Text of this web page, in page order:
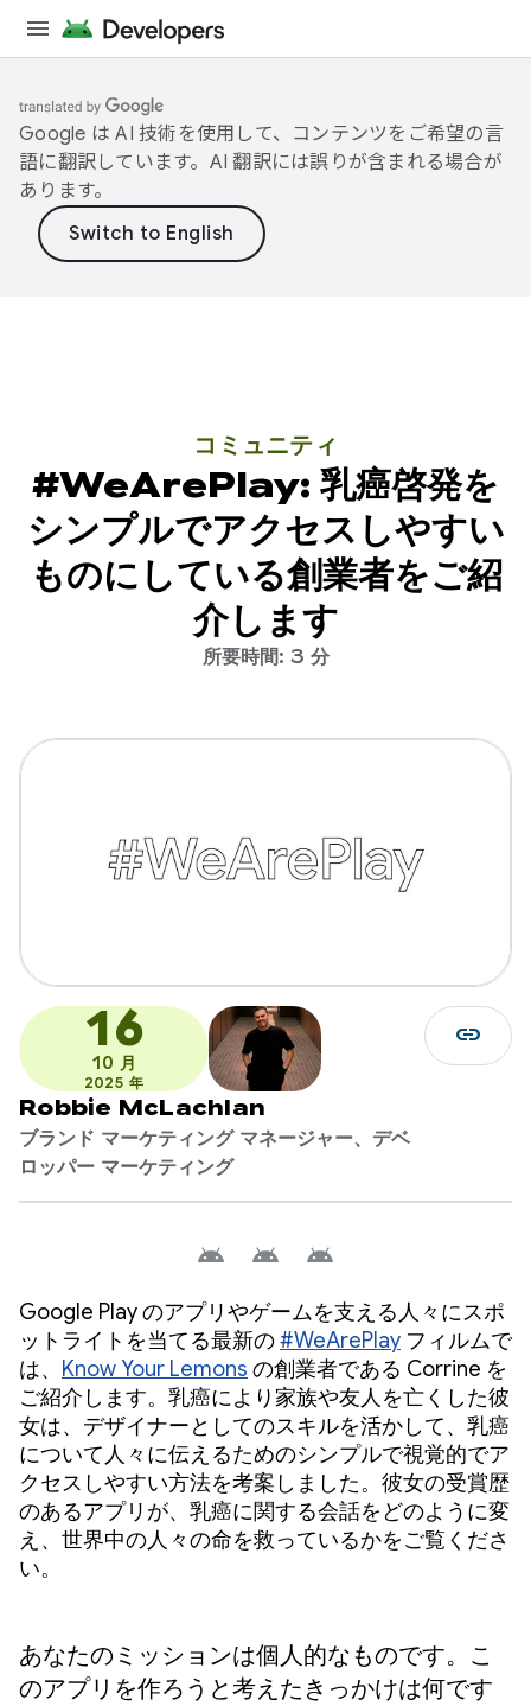
Google は AI 技術を使用して、コンテンツをご希望の言
語に翻訳しています。AI 翻訳には誤りが含まれる場合が
あります。
コミュニティ
#WeArePlay: 乳癌啓発を
シンプルでアクセスしやすい
ものにしている創業者をご紹
介します
所要時間: 3 分
16
10 月
2025 年
Robbie McLachlan
ブランド マーケティング マネージャー、デベ
ロッパー マーケティング
link
Google Play のアプリやゲームを支える人々にスポ
ットライトを当てる最新の#WeArePlay フィルムで
は、 Know Your Lemons の創業者である Corrine を
ご紹介します。乳癌により家族や友人を亡くした彼
女は、デザイナーとしてのスキルを活かして、乳癌
について人々に伝えるためのシンプルで視覚的でア
クセスしやすい方法を考案しました。彼女の受賞歴
のあるアプリが、乳癌に関する会話をどのように変
え、世界中の人々の命を救っているかをご覧くださ
い。
あなたのミッションは個人的なものです。こ
のアプリを作ろうと考えたきっかけは何です